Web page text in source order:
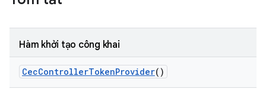
Hàm khởi tạo công khai
CecControllerTokenProvider()